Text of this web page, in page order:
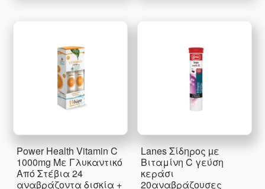
Power Health Vitamin C
1000mg Με Γλυκαντικό
Από Στέβια 24
αναβράζοντα δισκία +
Lanes Σίδηρος µε
Βιταμίνη C γεύση
κεράσι
20αναβράζουσες